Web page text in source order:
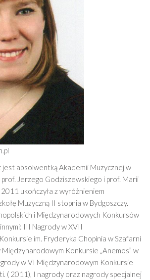
absolwentką Akademii Muzycznej w
prof. Jerzego Godziszewskiego i prof. Marii
ukończyła z wyróżnieniem
Muzyczną II stopnia w Bydgoszczy.
i Międzynarodowych Konkursów
III Nagrody w XVII
im. Fryderyka Chopinia w Szafarni
Konkursie „Anemos” w
w VI Międzynarodowym Konkursie
( 2011), I nagrody oraz nagrody specjalnej